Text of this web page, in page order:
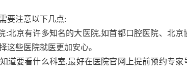
要注意以下几点:
:北京有许多知名的大医院,如首都口腔医院、北
这些医院就医更加安心。
道要看什么科室,最好在医院官网上提前预约专